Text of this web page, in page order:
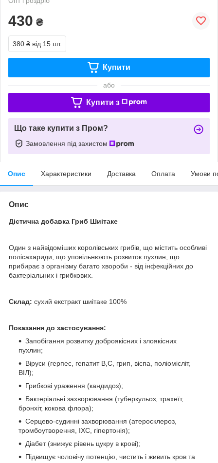
430 ₴
380 ₴ від 15 шт.
Купити
або
Купити з
Що таке купити з Пром?
Замовлення під захистом
Опис Характеристики Доставка Оплата Умови
Опис
Дієтична добавка Гриб Шиітаке
Один з найвідоміших королівських грибів, що містить особливі
полісахариди, що уповільнюють розвиток пухлин, що
прибирає з організму багато хвороби - від інфекційних до
бактеріальних і грибкових.
Склад: сухий екстракт шиітаке 100%
Показання до застосування:
Запобігання розвитку доброякісних і злоякісних
пухлин;
Віруси (герпес, гепатит В,С, грип, віспа, поліомієліт,
ВІЛ);
Грибкові ураження (кандидоз);
Бактеріальні захворювання (туберкульоз, трахеїт,
бронхіт, кокова флора);
Серцево-судинні захворювання (атеросклероз,
тромбоутворення, ІХС, гіпертонія);
Діабет (знижує рівень цукру в крові);
Підвищує чоловічу потенцію, чистить і живить кров та